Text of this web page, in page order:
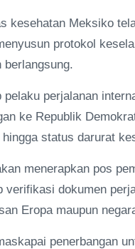
kesehatan Meksiko
protokol
berlangsung.
perjalanan
ke Republik
status darurat
menerapkan pos
dokumen
Eropa maupun
penerbangan